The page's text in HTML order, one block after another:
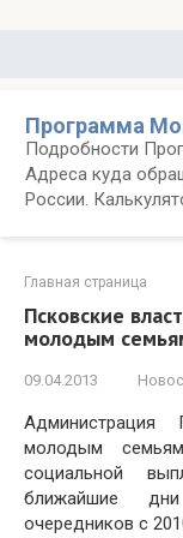
Программа
Подробности
Адреса куда
России.
Главная страница
Псковские
молодым
09.04.2013
Администрация
молодым
социальной
ближайшие
очередников с